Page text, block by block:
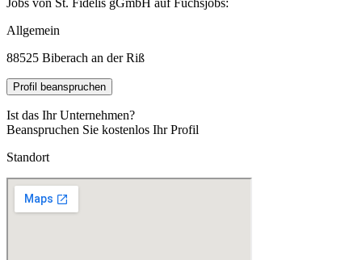
Allgemein
88525 Biberach an der Riß
Profil beanspruchen
Ist das Ihr Unternehmen?
Beanspruchen Sie kostenlos Ihr Profil
Standort